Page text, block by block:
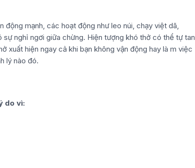
mạnh, các hoạt động như leo núi, chạy việt dã,
nghỉ ngơi giữa chừng. Hiện tượng khó thở có thể tự tan
xuất hiện ngay cả khi bạn không vận động hay là m việc
lý nào đó.
do vì: